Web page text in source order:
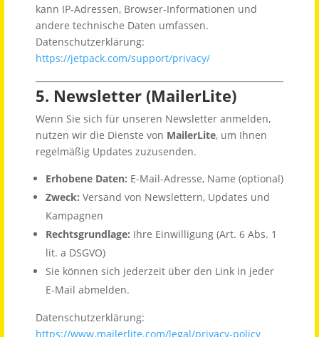
kann IP-Adressen, Browser-Informationen und
andere technische Daten umfassen.
Datenschutzerklärung:
https://jetpack.com/support/privacy/
5. Newsletter (MailerLite)
Wenn Sie sich für unseren Newsletter anmelden,
nutzen wir die Dienste von MailerLite, um Ihnen
regelmäßig Updates zuzusenden.
Erhobene Daten: E-Mail-Adresse, Name (optional)
Zweck: Versand von Newslettern, Updates und
Kampagnen
Rechtsgrundlage: Ihre Einwilligung (Art. 6 Abs. 1
lit. a DSGVO)
Sie können sich jederzeit über den Link in jeder
E-Mail abmelden.
Datenschutzerklärung:
https://www.mailerlite.com/legal/privacy-policy